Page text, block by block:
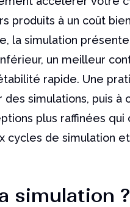
produits à un coût
la simulation
un meilleur
rapide. Une
simulations, puis à
plus raffinées qui
de simulation et
simulation ?